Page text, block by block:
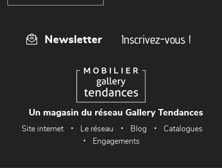
Newsletter Inscrivez-vous !
Un magasin du réseau Gallery Tendances
Site internet Le réseau Blog
Catalogues
Engagements